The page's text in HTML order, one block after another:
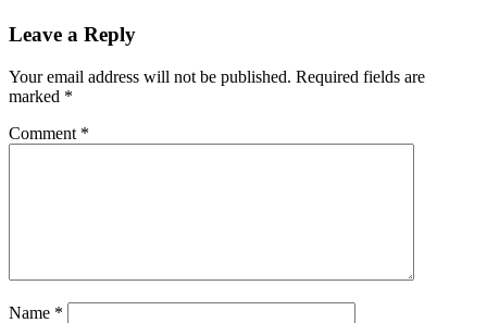
Leave a Reply
Your email address will not be published. Required fields are
marked *
Comment *
Name *